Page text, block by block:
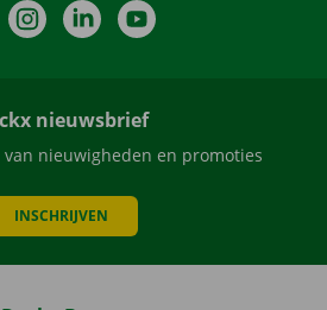
FacebookInstagramLinkedIn
nieuwsbrief
nieuwigheden en promoties
INSCHRIJVEN